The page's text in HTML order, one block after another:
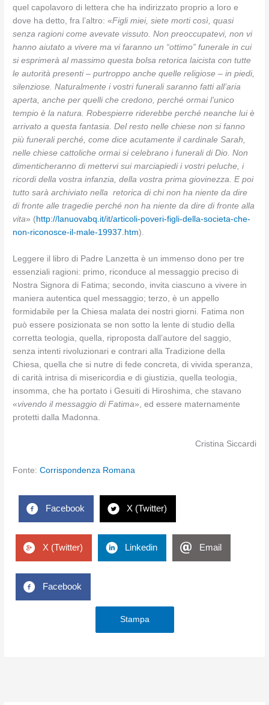
quel capolavoro di lettera che ha indirizzato proprio a loro e
dove ha detto, fra l’altro: «Figli miei, siete morti così, quasi
senza ragioni come avevate vissuto. Non preoccupatevi, non vi
hanno aiutato a vivere ma vi faranno un “ottimo” funerale in cui
si esprimerà al massimo questa bolsa retorica laicista con tutte
le autorità presenti – purtroppo anche quelle religiose – in piedi,
silenziose. Naturalmente i vostri funerali saranno fatti all’aria
aperta, anche per quelli che credono, perché ormai l’unico
tempio è la natura. Robespierre riderebbe perché neanche lui è
arrivato a questa fantasia. Del resto nelle chiese non si fanno
più funerali perché, come dice acutamente il cardinale Sarah,
nelle chiese cattoliche ormai si celebrano i funerali di Dio. Non
dimenticheranno di mettervi sui marciapiedi i vostri peluche, i
ricordi della vostra infanzia, della vostra prima giovinezza. E poi
tutto sarà archiviato nella retorica di chi non ha niente da dire
di fronte alle tragedie perché non ha niente da dire di fronte alla
vita» (http://lanuovabq.it/it/articoli-poveri-figli-della-societa-che-
non-riconosce-il-male-19937.htm).
Leggere il libro di Padre Lanzetta è un immenso dono per tre
essenziali ragioni: primo, riconduce al messaggio preciso di
Nostra Signora di Fatima; secondo, invita ciascuno a vivere in
maniera autentica quel messaggio; terzo, è un appello
formidabile per la Chiesa malata dei nostri giorni. Fatima non
può essere posizionata se non sotto la lente di studio della
corretta teologia, quella, riproposta dall’autore del saggio,
senza intenti rivoluzionari e contrari alla Tradizione della
Chiesa, quella che si nutre di fede concreta, di vivida speranza,
di carità intrisa di misericordia e di giustizia, quella teologia,
insomma, che ha portato i Gesuiti di Hiroshima, che stavano
«vivendo il messaggio di Fatima», ed essere maternamente
protetti dalla Madonna.
Cristina Siccardi
Fonte:Corrispondenza Romana
Facebook X (Twitter)
X (Twitter) Linkedin Email
Facebook
Stampa